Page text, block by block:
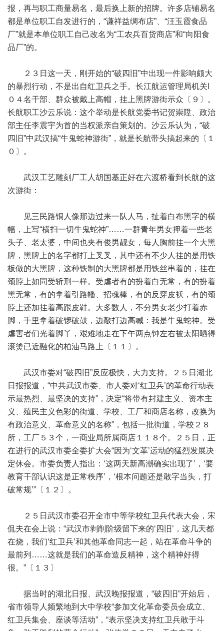
报，再与职工商量易名，最后换上新的招牌。许多店铺易名
都是单位职工自发进行的，“谦祥益绸布店”、“汪玉霞食品
厂”就是本单位职工自己改名为“工农兵百货商店”和“向阳食
品厂”的。
２３日这一天，刚开始的“破四旧”中出现一件影响颇大
的暴烈行动，不是出自红卫兵之手。长江航运管理局机关l
０４名干部、群众被戴上高帽，挂上黑牌游街示众〔９〕。
长航职工沙云乐说：这个举动是长航党委书记贺崇陞、政治
部主任李震宇为首的当权派亲自策划的。沙云乐认为，“破
四旧”中武汉搞“牛鬼蛇神游街”，就是长航带头搞起来的〔１
０〕。
武汉工艺雕刻厂工人胡国基正好在六渡桥看到长航的这
次游街：
见三民路铜人像那边过来一队人马，扯着白布黑字的横
幅，上写“横扫一切牛鬼蛇神”……一群青年男女押着一些老
头子、老太婆，中间也夹有俊男靓女，每人胸前挂一个大黑
牌，黑牌上的名字都打上叉叉，其中还有不少人挂的是用铁
板做的大黑牌，这种铁制的大黑牌都是用铁丝串着的，挂在
颈脖上如同受斩刑一样。受虐者有的扮着白无常，有的扮着
黑无常，有的拿着引路幡、招魂棒，有的反穿皮袄，有的颈
脖上还加挂着高跟皮鞋。大多数人，不分男女老少打着赤
脚，手里拿着破锣破鼓，边敲打边高喊：我是牛鬼蛇神。受
虐害者们光着脚丫，艰难地走在下午两点钟左右被太阳晒得
滚烫已近融化的柏油马路上〔１１〕。
武汉市委对“破四旧”反应极快，大力支持。２５日湖北
日报报道，“中共武汉市委、市人委对‘红卫兵’的革命行动表
示最热烈、最坚决的支持”，决定“将带有封建主义、资本主
义、殖民主义色彩的街道、学校、工厂和商店名称，改换为
有政治意义、革命意义的名称”，包括一批街道，学校２８
所，工厂５３个，一商业局所属商店１１８个。２５日，正
在进行的武汉市委全委扩大会“因为‘文革’运动的猛烈发展决
定休会。市委负责人指出：‘这两天新高潮确实出现了’，‘要
教育干部认识这是正常秩序’，‘根本问题还是敢字当头，打
破常规’”〔１２〕。
２５日武汉市委召开全市中等学校红卫兵代表大会，宋
侃夫在会上说：“武汉市剥削阶级留下来的‘四旧’，这几天都
在烧，我们‘红卫兵’和其他革命同志一起，站在革命斗争的
最前列……这就是我们的革命造反精神，这个精神好得
很。”〔１３〕
据当时的湖北日报、武汉晚报报道，“破四旧”开始后，
省市领导人频繁地到大中学校“参加文化革命委员会成立、
红卫兵集会、座谈等活动”，“表示坚决支持红卫兵敢于斗